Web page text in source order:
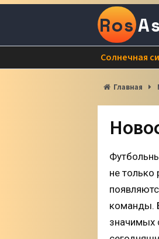
Ros
Солнечная
Главная
не
команды.
значимых